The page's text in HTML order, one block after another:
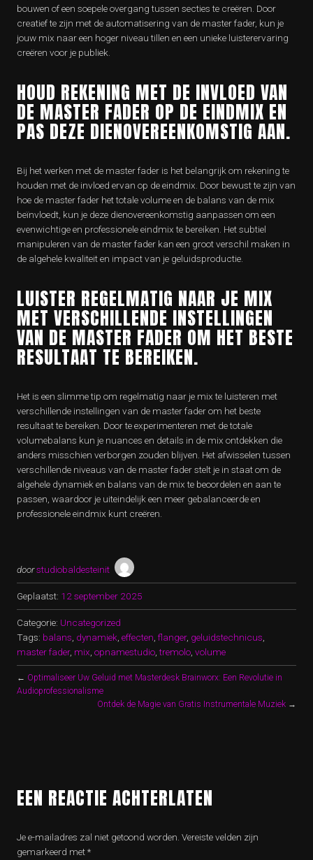
bouwen of een soepele overgang tussen secties te creëren. Door
creatief te zijn met de automatisering van de master fader, kun je
jouw mix naar een hoger niveau tillen en een unieke luisterervaring
creëren voor je publiek.
HOUD REKENING MET DE INVLOED VAN
DE MASTER FADER OP DE EINDMIX EN
PAS DEZE DIENOVEREENKOMSTIG AAN.
Bij het werken met de master fader is het belangrijk om rekening te
houden met de invloed ervan op de eindmix. Door bewust te zijn van
hoe de master fader het totale volume en de balans van de mix
beïnvloedt, kun je deze dienovereenkomstig aanpassen om een
evenwichtige en professionele eindmix te bereiken. Het subtiel
manipuleren van de master fader kan een groot verschil maken in
de algehele kwaliteit en impact van je geluidsproductie.
LUISTER REGELMATIG NAAR JE MIX
MET VERSCHILLENDE INSTELLINGEN
VAN DE MASTER FADER OM HET BESTE
RESULTAAT TE BEREIKEN.
Het is een slimme tip om regelmatig naar je mix te luisteren met
verschillende instellingen van de master fader om het beste
resultaat te bereiken. Door te experimenteren met de totale
volumebalans kun je nuances en details in de mix ontdekken die
anders misschien verborgen zouden blijven. Het afwisselen tussen
verschillende niveaus van de master fader stelt je in staat om de
algehele dynamiek en balans van de mix te beoordelen en aan te
passen, waardoor je uiteindelijk een meer gebalanceerde en
professionele eindmix kunt creëren.
doorstudiobaldesteinit
Geplaatst: 12 september 2025
Categorie: Uncategorized
Tags: balans dynamiek effecten flanger, geluidstechnicus
master fader, mix opnamestudio ,tremolo volume
← Optimaliseer Uw Geluid met Masterdesk Brainworx: Een Revolutie in
Audioprofessionalisme
Ontdek de Magie van Gratis Instrumentale Muziek →
EEN REACTIE ACHTERLATEN
Je e-mailadres zal niet getoond worden. Vereiste velden zijn
gemarkeerd met*